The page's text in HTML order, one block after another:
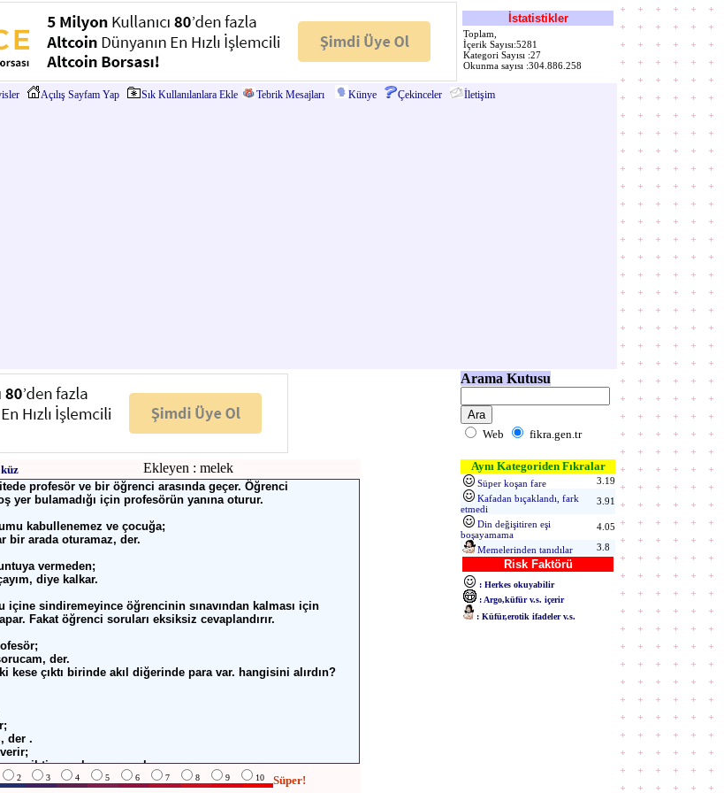
İstatistikler
Toplam,
İçerik Sayısı:5281
Kategori Sayısı :27
Okunma sayısı :304.886.258
Açılış Sayfam Yap Sık Kullanılanlara Ekle Tebrik Mesajları Künye Çekinceler İletişim
Arama Kutusu
Web fikra.gen.tr
Ekleyen : melek
profesör ve bir öğrenci arasında geçer. Öğrenci
yer bulamadığı için profesörün yanına oturur.
kabullenemez ve çocuğa;
bir arada oturamaz, der.
vermeden;
diye kalkar.
içine sindiremeyince öğrencinin sınavından kalması için
Fakat öğrenci soruları eksiksiz cevaplandırır.
der.
kese çıktı birinde akıl diğerinde para var. hangisini alırdın?
der .
ihtiyacı olursa onu alır.
2 3 4 5 6 7 8 9 10 Süper!
Aynı Kategoriden Fıkralar
Süper koşan fare
3.19
Kafadan bıçaklandı, fark
etmedi
3.91
Din değişitiren eşi
boşayamama
4.05
Memelerinden tanıdılar 3.8
Risk Faktörü
: Herkes okuyabilir
: Argo,küfür v.s. içerir
: Küfür,erotik ifadeler v.s.